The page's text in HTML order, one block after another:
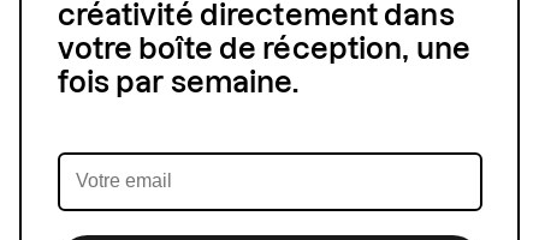
créativité directement dans
votre boîte de réception, une
fois par semaine.